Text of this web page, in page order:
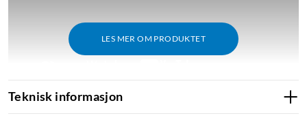
LES MER OM PRODUKTET
Teknisk informasjon